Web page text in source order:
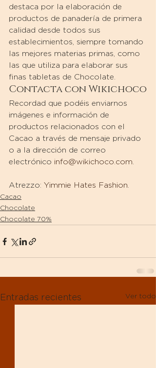
destaca por la elaboración de
productos de panadería de primera
calidad desde todos sus
establecimientos, siempre tomando
las mejores materias primas, como
las que utiliza para elaborar sus
finas tabletas de Chocolate.
Contacta con Wikichoco
Recordad que podéis enviarnos
imágenes e información de
productos relacionados con el
Cacao a través de mensaje privado
o a la dirección de correo
electrónico info@wikichoco.com.
Atrezzo: Yimmie Hates Fashion.
Cacao
Chocolate
Chocolate 70%
Entradas recientes Ver todo